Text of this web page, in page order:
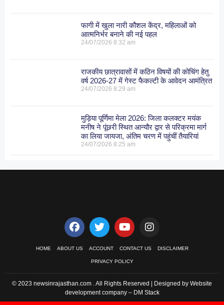
फागी में खुला नारी कौशल केंद्र, महिलाओं को
आत्मनिर्भर बनाने की नई पहल
24/07/20268:32 am
राजकीय छात्रावासों में कठिन विषयों की कोचिंग हेतु
वर्ष 2026-27 में गेस्ट फैकल्टी के आवेदन आमंत्रित
24/07/20268:29 am
मुड़िया पूर्णिमा मेला 2026: जिला कलक्टर मयंक
मनीष ने पूंछरी स्थित आन्यौर द्वार से परिक्रमा मार्ग
का लिया जायजा, अंतिम चरण में पहुंचीं तैयारियां
24/07/20268:25 am
HOME ABOUT US ACCOUNT CONTACT US DISCLAIMER
PRIVACY POLICY
© 2023 newsinrajasthan.com . All Rights Reserved | Designed by Website
development company – DM Stack